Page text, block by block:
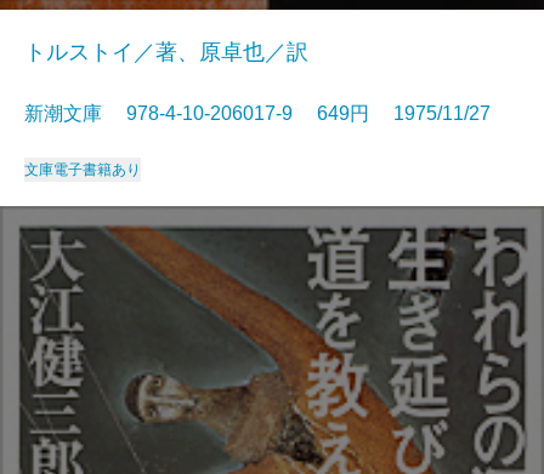
トルストイ／著、原卓也／訳
新潮文庫 978-4-10-206017-9 649円 1975/11/27
文庫電子書籍あり